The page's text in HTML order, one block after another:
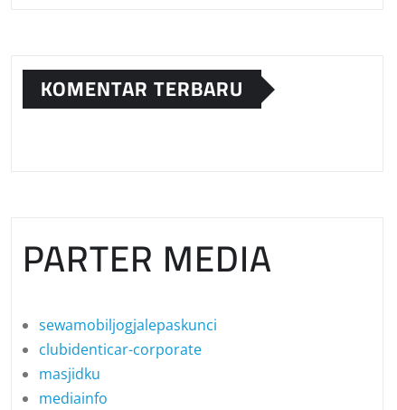
KOMENTAR TERBARU
PARTER MEDIA
sewamobiljogjalepaskunci
clubidenticar-corporate
masjidku
mediainfo